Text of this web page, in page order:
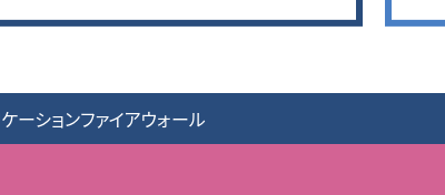
ーションファイアウォール